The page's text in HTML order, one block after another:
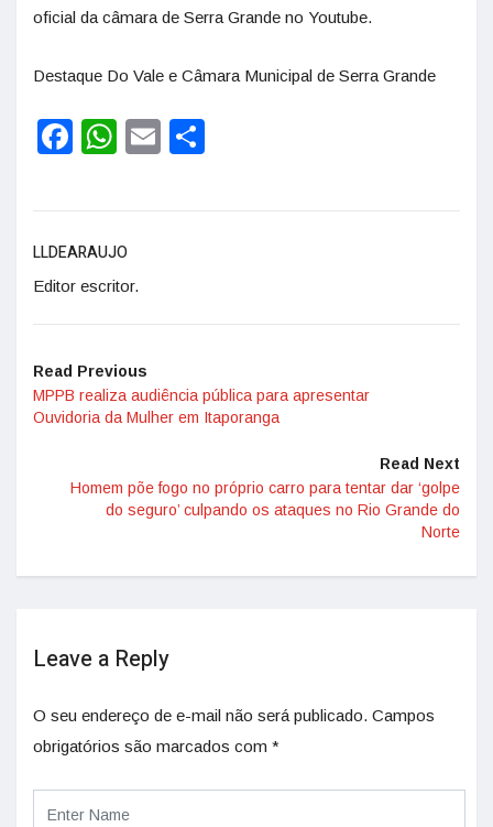
oficial da câmara de Serra Grande no Youtube.
Destaque Do Vale e Câmara Municipal de Serra Grande
Facebook
WhatsApp
Email
LLDEARAUJO
Editor escritor.
Read Previous
MPPB realiza audiência pública para apresentar
Ouvidoria da Mulher em Itaporanga
Read Next
Homem põe fogo no próprio carro para tentar dar ‘golpe
do seguro’ culpando os ataques no Rio Grande do
Norte
Leave a Reply
O seu endereço de e-mail não será publicado. Campos
obrigatórios são marcados com *